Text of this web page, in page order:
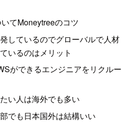
てMoneytreeのコツ
しているのでグローバルで人材
いるのはメリット
ができるエンジニアをリクルー
い人は海外でも多い
でも日本国外は結構いい